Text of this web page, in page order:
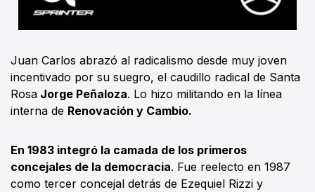
Juan Carlos abrazó al radicalismo desde muy joven
incentivado por su suegro, el caudillo radical de Santa
Rosa Jorge Peñaloza. Lo hizo militando en la línea
interna de Renovación y Cambio.
En 1983 integró la camada de los primeros
concejales de la democracia. Fue reelecto en 1987
como tercer concejal detrás de Ezequiel Rizzi y